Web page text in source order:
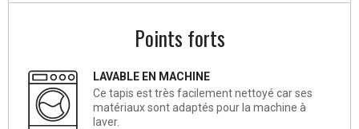
Points forts
LAVABLE EN MACHINE
Ce tapis est très facilement nettoyé car ses
matériaux sont adaptés pour la machine à
laver.